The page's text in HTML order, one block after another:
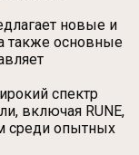
новые и
также основные
спектр
включая RUNE,
среди опытных